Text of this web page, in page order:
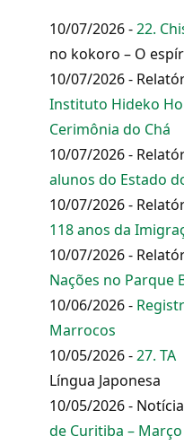
10/07/2026 -22.
no kokoro – O
10/07/2026 -
Instituto Hideko
Cerimônia do Chá
10/07/2026 -
alunos do Estado
10/07/2026 -
118 anos da
10/07/2026 -
Nações no Parque
10/06/2026 -
Marrocos
10/05/2026 -27. TA
Língua Japonesa
10/05/2026 -
de Curitiba –